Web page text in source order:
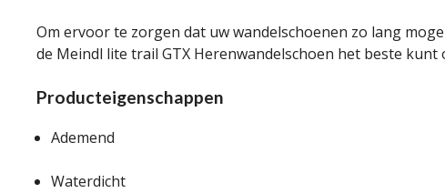
Om ervoor te zorgen dat uw wandelschoenen zo lang
de Meindl lite trail GTX Herenwandelschoen het beste kunt
Producteigenschappen
Ademend
Waterdicht